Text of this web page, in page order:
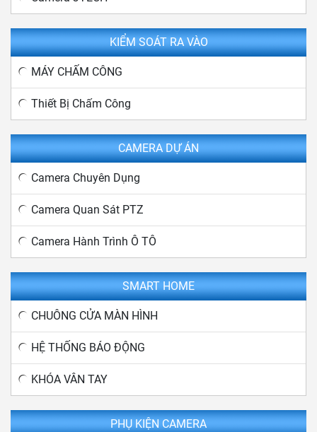
KIỂM SOÁT RA VÀO
MÁY CHẤM CÔNG
Thiết Bị Chấm Công
CAMERA DỰ ÁN
Camera Chuyên Dụng
Camera Quan Sát PTZ
Camera Hành Trình Ô TÔ
SMART HOME
CHUÔNG CỬA MÀN HÌNH
HỆ THỐNG BÁO ĐỘNG
KHÓA VÂN TAY
PHỤ KIỆN CAMERA